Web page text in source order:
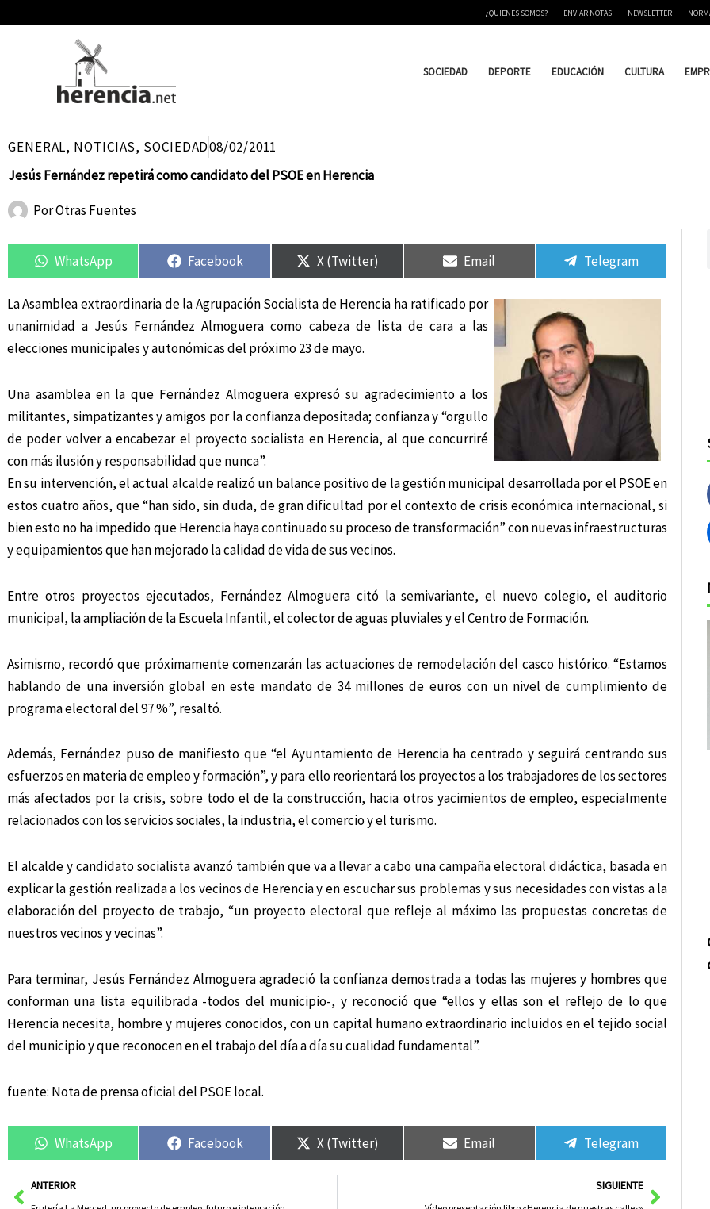
¿QUIENES SOMOS? ENVIAR NOTAS NEWSLETTER
SOCIEDAD DEPORTE EDUCACIÓN CULTURA
GENERAL, NOTICIAS, SOCIEDAD08/02/2011
Jesús Fernández repetirá como candidato del PSOE en Herencia
PorOtras Fuentes
en
WhatsApp
en
Facebook
en
X (Twitter)
en
Email
en
Telegram
La Asamblea extraordinaria de la Agrupación Socialista de Herencia ha ratificado por
unanimidad a Jesús Fernández Almoguera como cabeza de lista de cara a las
elecciones municipales y autonómicas del próximo 23 de mayo.
Una asamblea en la que Fernández Almoguera expresó su agradecimiento a los
militantes, simpatizantes y amigos por la confianza depositada; confianza y “orgullo
de poder volver a encabezar el proyecto socialista en Herencia, al que concurriré
con más ilusión y responsabilidad que nunca”.
En su intervención, el actual alcalde realizó un balance positivo de la gestión municipal desarrollada por el PSOE en
estos cuatro años, que “han sido, sin duda, de gran dificultad por el contexto de crisis económica internacional, si
bien esto no ha impedido que Herencia haya continuado su proceso de transformación” con nuevas infraestructuras
y equipamientos que han mejorado la calidad de vida de sus vecinos.
Entre otros proyectos ejecutados, Fernández Almoguera citó la semivariante, el nuevo colegio, el auditorio
municipal, la ampliación de la Escuela Infantil, el colector de aguas pluviales y el Centro de Formación.
Asimismo, recordó que próximamente comenzarán las actuaciones de remodelación del casco histórico. “Estamos
hablando de una inversión global en este mandato de 34 millones de euros con un nivel de cumplimiento de
programa electoral del 97 %”, resaltó.
Además, Fernández puso de manifiesto que “el Ayuntamiento de Herencia ha centrado y seguirá centrando sus
esfuerzos en materia de empleo y formación”, y para ello reorientará los proyectos a los trabajadores de los sectores
más afectados por la crisis, sobre todo el de la construcción, hacia otros yacimientos de empleo, especialmente
relacionados con los servicios sociales, la industria, el comercio y el turismo.
El alcalde y candidato socialista avanzó también que va a llevar a cabo una campaña electoral didáctica, basada en
explicar la gestión realizada a los vecinos de Herencia y en escuchar sus problemas y sus necesidades con vistas a la
elaboración del proyecto de trabajo, “un proyecto electoral que refleje al máximo las propuestas concretas de
nuestros vecinos y vecinas”.
Para terminar, Jesús Fernández Almoguera agradeció la confianza demostrada a todas las mujeres y hombres que
conforman una lista equilibrada -todos del municipio-, y reconoció que “ellos y ellas son el reflejo de lo que
Herencia necesita, hombre y mujeres conocidos, con un capital humano extraordinario incluidos en el tejido social
del municipio y que reconocen en el trabajo del día a día su cualidad fundamental”.
fuente: Nota de prensa oficial del PSOE local.
en
WhatsApp
en
Facebook
en
X (Twitter)
en
Email
en
Telegram
AntANTERIOR SIGUIENTE